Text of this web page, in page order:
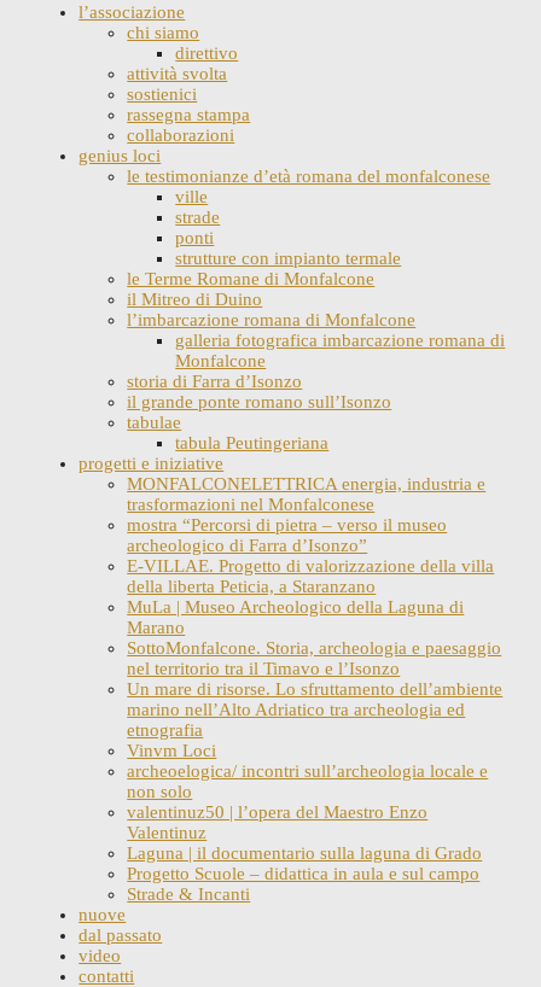
contentl’associazione
chi siamo
direttivo
attività svolta
sostienici
rassegna stampa
collaborazioni
genius loci
le testimonianze d’età romana del monfalconese
ville
strade
ponti
strutture con impianto termale
le Terme Romane di Monfalcone
il Mitreo di Duino
l’imbarcazione romana di Monfalcone
galleria fotografica imbarcazione romana di
Monfalcone
storia di Farra d’Isonzo
il grande ponte romano sull’Isonzo
tabulae
tabula Peutingeriana
progetti e iniziative
MONFALCONELETTRICA energia, industria e
trasformazioni nel Monfalconese
mostra “Percorsi di pietra – verso il museo
archeologico di Farra d’Isonzo”
E-VILLAE. Progetto di valorizzazione della villa
della liberta Peticia, a Staranzano
MuLa | Museo Archeologico della Laguna di
Marano
SottoMonfalcone. Storia, archeologia e paesaggio
nel territorio tra il Timavo e l’Isonzo
Un mare di risorse. Lo sfruttamento dell’ambiente
marino nell’Alto Adriatico tra archeologia ed
etnografia
Vinvm Loci
archeoelogica/ incontri sull’archeologia locale e
non solo
valentinuz50 | l’opera del Maestro Enzo
Valentinuz
Laguna | il documentario sulla laguna di Grado
Progetto Scuole – didattica in aula e sul campo
Strade & Incanti
nuove
dal passato
video
contatti